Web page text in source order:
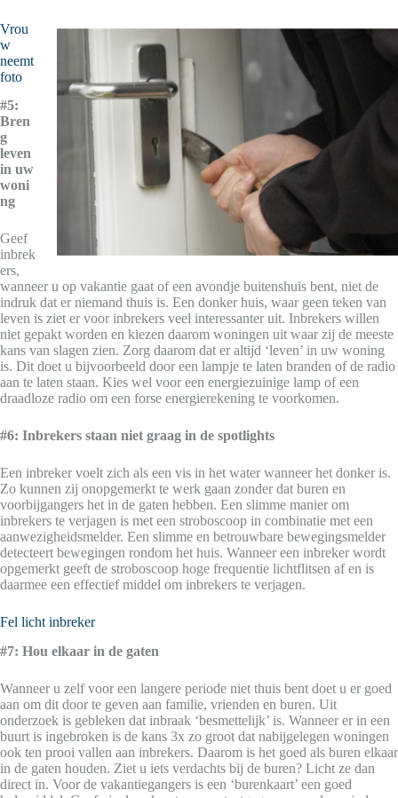
Vrou
w
neemt
foto
#5:
Bren
g
leven
in uw
woni
ng
Geef
inbrek
ers,
wanneer u op vakantie gaat of een avondje buitenshuis bent, niet de
indruk dat er niemand thuis is. Een donker huis, waar geen teken van
leven is ziet er voor inbrekers veel interessanter uit. Inbrekers willen
niet gepakt worden en kiezen daarom woningen uit waar zij de meeste
kans van slagen zien. Zorg daarom dat er altijd ‘leven’ in uw woning
is. Dit doet u bijvoorbeeld door een lampje te laten branden of de radio
aan te laten staan. Kies wel voor een energiezuinige lamp of een
draadloze radio om een forse energierekening te voorkomen.
#6: Inbrekers staan niet graag in de spotlights
Een inbreker voelt zich als een vis in het water wanneer het donker is.
Zo kunnen zij onopgemerkt te werk gaan zonder dat buren en
voorbijgangers het in de gaten hebben. Een slimme manier om
inbrekers te verjagen is met een stroboscoop in combinatie met een
aanwezigheidsmelder. Een slimme en betrouwbare bewegingsmelder
detecteert bewegingen rondom het huis. Wanneer een inbreker wordt
opgemerkt geeft de stroboscoop hoge frequentie lichtflitsen af en is
daarmee een effectief middel om inbrekers te verjagen.
Fel licht inbreker
#7: Hou elkaar in de gaten
Wanneer u zelf voor een langere periode niet thuis bent doet u er goed
aan om dit door te geven aan familie, vrienden en buren. Uit
onderzoek is gebleken dat inbraak ‘besmettelijk’ is. Wanneer er in een
buurt is ingebroken is de kans 3x zo groot dat nabijgelegen woningen
ook ten prooi vallen aan inbrekers. Daarom is het goed als buren elkaar
in de gaten houden. Ziet u iets verdachts bij de buren? Licht ze dan
direct in. Voor de vakantiegangers is een ‘burenkaart’ een goed